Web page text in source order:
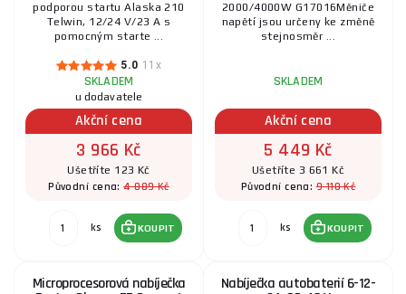
podporou startu Alaska 210
Telwin, 12/24 V/23 A s
pomocným starte ...
5.0 11x
SKLADEM
u dodavatele
Akční cena
3 966 Kč
Ušetříte 123 Kč
Původní cena:4 089 Kč
ks KOUPIT
2000/4000W G17016Měniče
napětí jsou určeny ke změně
stejnosměr ...
SKLADEM
Akční cena
5 449 Kč
Ušetříte 3 661 Kč
Původní cena:9 110 Kč
ks KOUPIT
Microprocesorová nabíječka Nabíječka autobaterií 6-12-